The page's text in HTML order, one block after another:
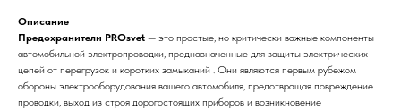
Описание
Предохранители PROsvet — это простые, но критически важные компоненты
автомобильной электропроводки, предназначенные для защиты электрических
цепей от перегрузок и коротких замыканий . Они являются первым рубежом
обороны электрооборудования вашего автомобиля, предотвращая повреждение
проводки, выход из строя дорогостоящих приборов и возникновение